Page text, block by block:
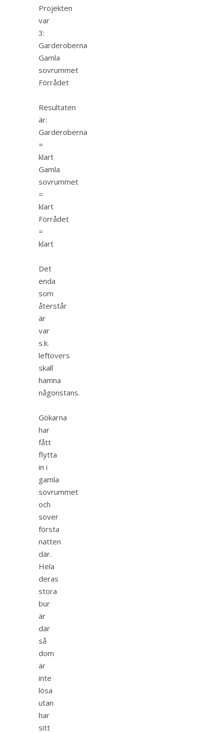
Projekten
var
3:
Garderoberna
Gamla
sovrummet
Förrådet
Resultaten
är:
Garderoberna
=
klart
Gamla
sovrummet
=
klart
Förrådet
=
klart
Det
enda
som
återstår
är
var
s.k.
leftovers
skall
hamna
någonstans.
Gökarna
har
fått
flytta
in i
gamla
sovrummet
och
sover
första
natten
där.
Hela
deras
stora
bur
är
där
så
dom
är
inte
lösa
utan
har
sitt